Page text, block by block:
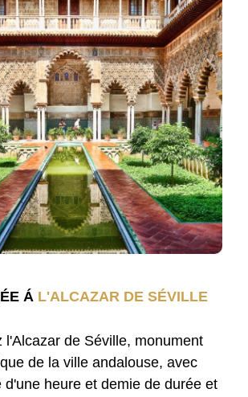
Á L'ALCAZAR DE SÉVILLE
l'Alcazar de Séville, monument
de la ville andalouse, avec
d'une heure et demie de durée et